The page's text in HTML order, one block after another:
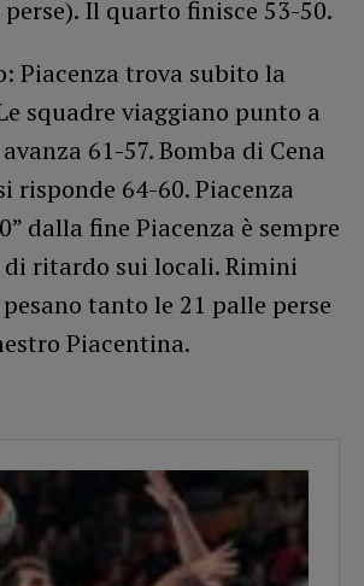
Il quarto finisce 53-50.
Piacenza trova subito la
squadre viaggiano punto a
61-57. Bomba di Cena
risponde 64-60. Piacenza
dalla fine Piacenza è sempre
di ritardo sui locali. Rimini
tanto le 21 palle perse
Piacentina.